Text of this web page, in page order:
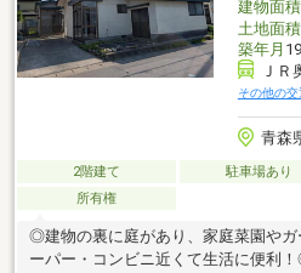
建物面積
土地面積
築年月
ＪＲ
その他の交
青森
2階建て 駐車場あり
所有権
◎建物の裏に庭があり、家庭菜園や
ーパー・コンビニ近くて生活に便利